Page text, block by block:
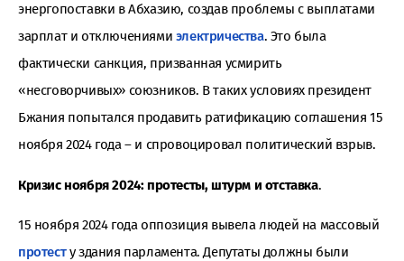
энергопоставки в Абхазию, создав проблемы с выплатами
зарплат и отключениями электричества. Это была
фактически санкция, призванная усмирить
«несговорчивых» союзников. В таких условиях президент
Бжания попытался продавить ратификацию соглашения 15
ноября 2024 года – и спровоцировал политический взрыв.
Кризис ноября 2024: протесты, штурм и отставка.
15 ноября 2024 года оппозиция вывела людей на массовый
протесту здания парламента. Депутаты должны были